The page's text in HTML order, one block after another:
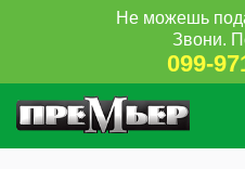
Не можешь
Звони.
099-